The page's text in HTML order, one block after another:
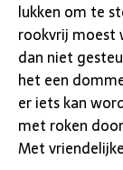
lukken om te
rookvrij moest
dan niet
het een
er iets kan
met roken
Met